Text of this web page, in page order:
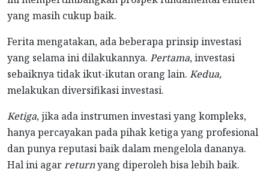
yang masih cukup baik.
Ferita mengatakan, ada beberapa prinsip investasi
yang selama ini dilakukannya. Pertama, investasi
sebaiknya tidak ikut-ikutan orang lain. Kedua,
melakukan diversifikasi investasi.
Ketiga, jika ada instrumen investasi yang kompleks,
hanya percayakan pada pihak ketiga yang profesional
dan punya reputasi baik dalam mengelola dananya.
Hal ini agarreturnyang diperoleh bisa lebih baik.